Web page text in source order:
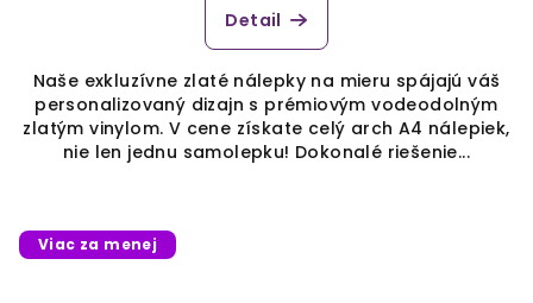
Detail
Naše exkluzívne zlaté nálepky na mieru spájajú váš
personalizovaný dizajn s prémiovým vodeodolným
zlatým vinylom. V cene získate celý arch A4 nálepiek,
nie len jednu samolepku! Dokonalé riešenie...
Viac za menej